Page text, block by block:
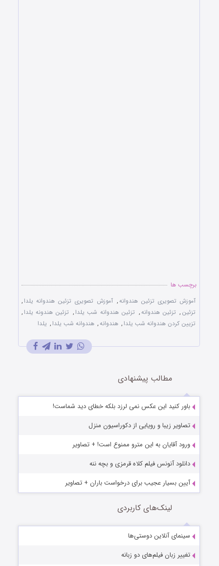
برچسب ها
آموزش تصویری تزئین هندوانه, آموزش تصویری تزئین هندوانه یلدا,
تزئین , تزئین هندوانه, تزئین هندوانه شب یلدا, تزئین هندونه یلدا,
تزیین کردن هندوانه شب یلدا, هندوانه, هندوانه شب یلدا, یلدا
مطالب پیشنهادی
باور کنید این عکس نمی لرزد بلکه خطای دید شماست!
تصاویر زیبا و رویایی از دکوراسیون منزل
ورود آقایان به این مترو ممنوع است! + تصاویر
دانلود آنونس فیلم کلاه قرمزی و بچه ننه
آیین بسیار عجیب برای درخواست باران + تصاویر
لینک‌های کاربردی
سینمای آنلاین دوستی‌ها
تغییر زبان فیلم‌های دو زبانه